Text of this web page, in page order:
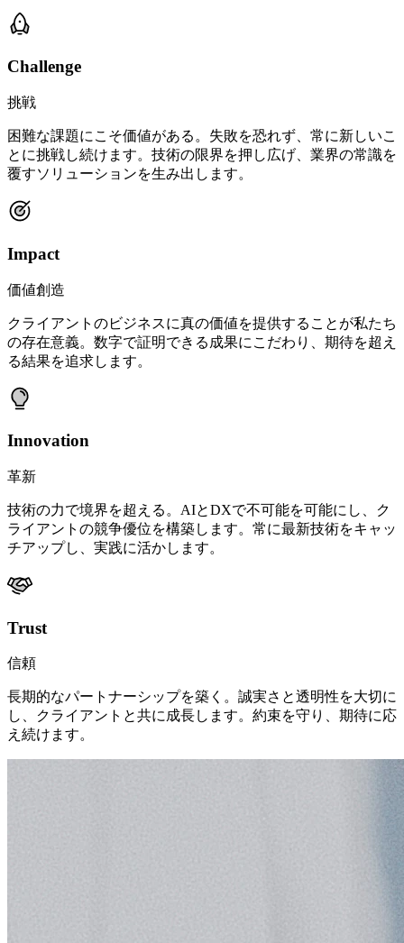
Challenge
挑戦
困難な課題にこそ価値がある。失敗を恐れず、常に新しいこ
とに挑戦し続けます。技術の限界を押し広げ、業界の常識を
覆すソリューションを生み出します。
Impact
価値創造
クライアントのビジネスに真の価値を提供することが私たち
の存在意義。数字で証明できる成果にこだわり、期待を超え
る結果を追求します。
Innovation
革新
技術の力で境界を超える。AIとDXで不可能を可能にし、ク
ライアントの競争優位を構築します。常に最新技術をキャッ
チアップし、実践に活かします。
Trust
信頼
長期的なパートナーシップを築く。誠実さと透明性を大切に
し、クライアントと共に成長します。約束を守り、期待に応
え続けます。